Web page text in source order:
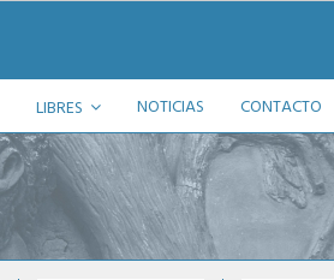
LIBRES NOTICIAS CONTACTO